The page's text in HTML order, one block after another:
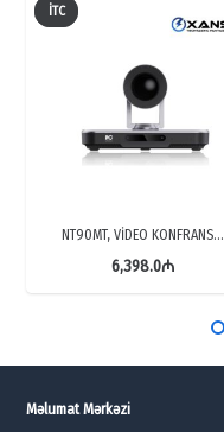
İTC
NT90MT, VİDEO KONFRANS…
6,398.0₼
Məlumat Mərkəzi